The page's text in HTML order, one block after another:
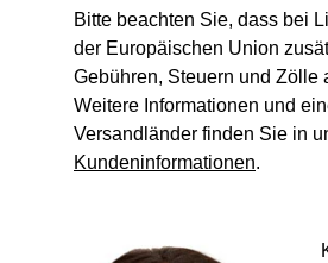
Bitte beachten Sie, dass bei
der Europäischen Union
Gebühren, Steuern und Zölle
Weitere Informationen und
Versandländer finden Sie in
Kundeninformationen.